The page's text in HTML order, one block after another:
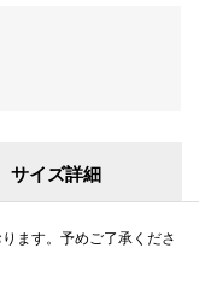
サイズ詳細
ます。予めご了承くださ